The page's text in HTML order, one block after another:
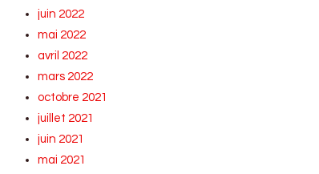
juin 2022
mai 2022
avril 2022
mars 2022
octobre 2021
juillet 2021
juin 2021
mai 2021